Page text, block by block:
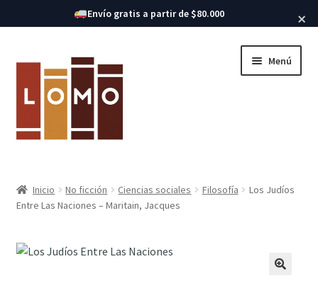
Buscar libros
Envío gratis a partir de $80.000 ×
la
navegación
contenido
Menú
Libros
hijo
Inicio No ficción Ciencias sociales Filosofía
Los Judíos
Entre Las Naciones – Maritain, Jacques